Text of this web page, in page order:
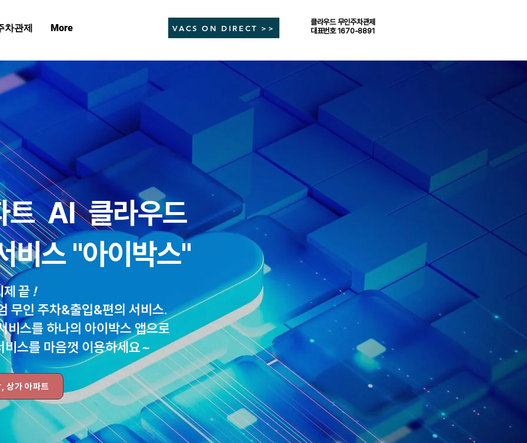
클라우드 무인주차관제
대표번호 1670-8891
차관제 More VACS ON DIRECT >>
트 AI 클라우드
비스 "아이박스"
제 끝 !
무인 주차&출입&편의 서비스.
비스를 하나의 아이박스 앱으로
스를 마음껏 이용하세요~
상가 아파트